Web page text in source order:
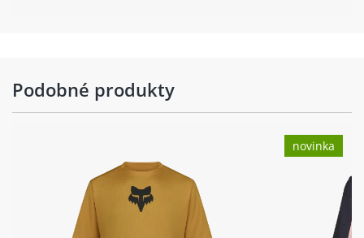
Podobné produkty
novinka